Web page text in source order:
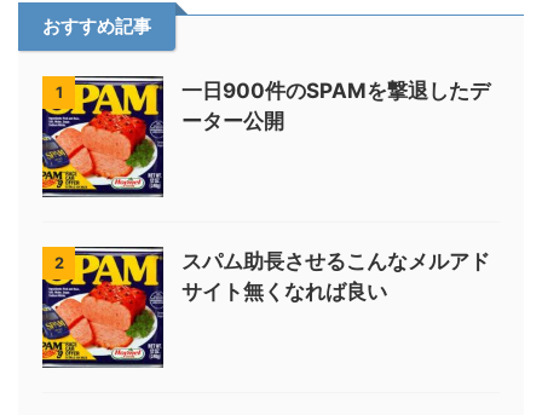
おすすめ記事
1
一日900件のSPAMを撃退したデ
ーター公開
2
スパム助長させるこんなメルアド
サイト無くなれば良い